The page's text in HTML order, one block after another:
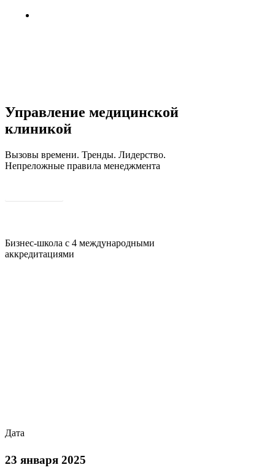
Управление медицинской
клиникой
Вызовы времени. Тренды. Лидерство.
Непреложные правила менеджмента
Бизнес-школа с 4 международными
аккредитациями
Дата
23 января 2025